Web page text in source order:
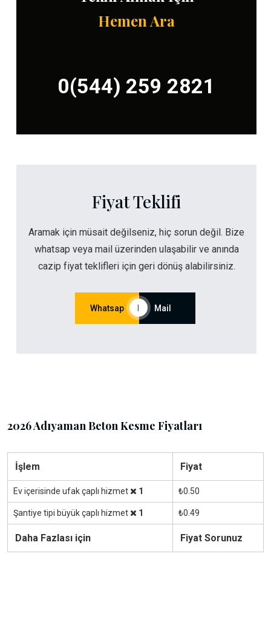
Hemen Ara
0(544) 259 2821
Fiyat Teklifi
Aramak için müsait değilseniz, hiç sorun değil. Bize
whatsap veya mail üzerinden ulaşabilir ve anında
cazip fiyat teklifleri için geri dönüş alabilirsiniz.
Whatsap Mail
2026 Adıyaman Beton Kesme Fiyatları
İşlem Fiyat
Ev içerisinde ufak çaplı hizmet 1 ₺0.50
Şantiye tipi büyük çaplı hizmet 1 ₺0.49
Daha Fazlası için Fiyat Sorunuz